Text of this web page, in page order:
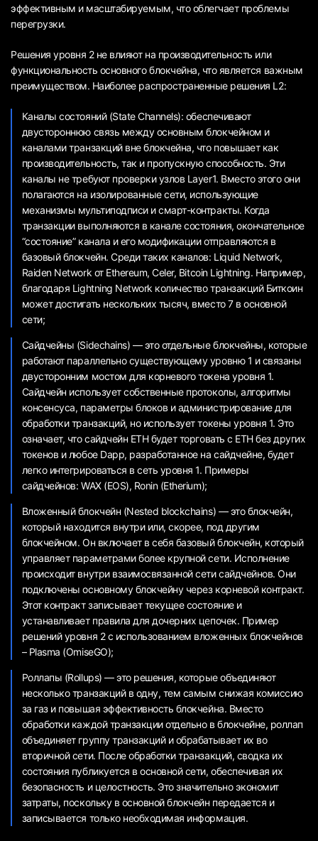
эффективным и масштабируемым, что облегчает проблемы
перегрузки.
Решения уровня 2 не влияют на производительность или
функциональность основного блокчейна, что является важным
преимуществом. Наиболее распространенные решения L2:
Каналы состояний (State Channels): обеспечивают
двустороннюю связь между основным блокчейном и
каналами транзакций вне блокчейна, что повышает как
производительность, так и пропускную способность. Эти
каналы не требуют проверки узлов Layer1. Вместо этого они
полагаются на изолированные сети, использующие
механизмы мультиподписи и смарт-контракты. Когда
транзакции выполняются в канале состояния, окончательное
“состояние” канала и его модификации отправляются в
базовый блокчейн. Среди таких каналов: Liquid Network,
Raiden Network от Ethereum, Celer, Bitcoin Lightning. Например,
благодаря Lightning Network количество транзакций Биткоин
может достигать нескольких тысяч, вместо 7 в основной
сети;
Сайдчейны (Sidechains) — это отдельные блокчейны, которые
работают параллельно существующему уровню 1 и связаны
двусторонним мостом для корневого токена уровня 1.
Сайдчейн использует собственные протоколы, алгоритмы
консенсуса, параметры блоков и администрирование для
обработки транзакций, но использует токены уровня 1. Это
означает, что сайдчейн ETH будет торговать с ETH без других
токенов и любое Dapp, разработанное на сайдчейне, будет
легко интегрироваться в сеть уровня 1. Примеры
сайдчейнов: WAX (EOS), Ronin (Etherium);
Вложенный блокчейн (Nested blockchains) — это блокчейн,
который находится внутри или, скорее, под другим
блокчейном. Он включает в себя базовый блокчейн, который
управляет параметрами более крупной сети. Исполнение
происходит внутри взаимосвязанной сети сайдчейнов. Они
подключены основному блокчейну через корневой контракт.
Этот контракт записывает текущее состояние и
устанавливает правила для дочерних цепочек. Пример
решений уровня 2 с использованием вложенных блокчейнов
– Plasma (OmiseGO);
Роллапы (Rollups) — это решения, которые объединяют
несколько транзакций в одну, тем самым снижая комиссию
за газ и повышая эффективность блокчейна. Вместо
обработки каждой транзакции отдельно в блокчейне, роллап
объединяет группу транзакций и обрабатывает их во
вторичной сети. После обработки транзакций, сводка их
состояния публикуется в основной сети, обеспечивая их
безопасность и целостность. Это значительно экономит
затраты, поскольку в основной блокчейн передается и
записывается только необходимая информация.